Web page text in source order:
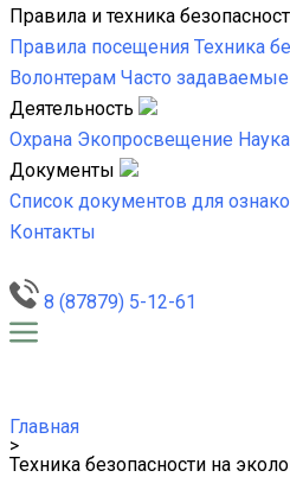
Правила и техника
Правила посещения Техника
Волонтерам Часто
Деятельность
Охрана Экопросвещение Наука
Документы
Список документов для
Контакты
8 (87879) 5-12-61
Главная
>
Техника безопасности на